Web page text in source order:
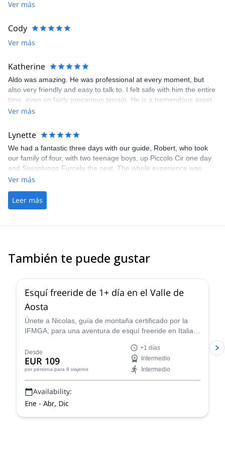
Ver más
Cody
Ver más
Katherine
Aldo was amazing. He was professional at every moment, but
also very friendly and easy to talk to. I felt safe with him the entire
time, even on fairly precarious terrain. He is a tremendous asset
to your company.
Ver más
Lynette
We had a fantastic three days with our guide, Robert, who took
our family of four, with two teenage boys, up Piccolo Cir one day
and Sassolungo Furcela the next. The whole experience was
excellent, with clear and prompt communication, and the via
ability. Robert was really friendly and helpful throughout and also
sorted out a hiccup with our booking, finding us a hut to stay in
Robert also took our boys multi-pitch climbing on a third day and
Ver más
Leer más
También te puede gustar
Esquí freeride de 1+ día en el Valle de
Aosta
Únete a Nicolas, guía de montaña certificado por la
IFMGA, para una aventura de esquí freeride en Italia.
el Valle de Aosta!
Desde
EUR 109
por persona para 8 viajeros
+1 días
Intermedio
Intermedio
Availability:
Ene - Abr, Dic